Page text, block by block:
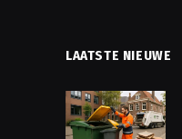
LAATSTE NIEUWE